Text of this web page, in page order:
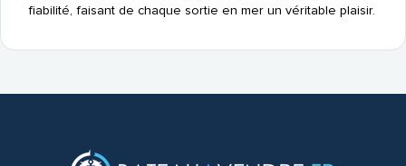
fiabilité, faisant de chaque sortie en mer un véritable plaisir.